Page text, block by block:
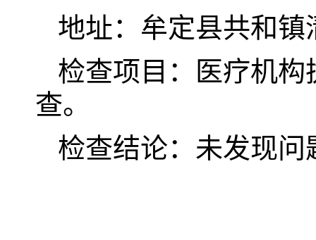
地址：牟定县共和镇
检查项目：医疗机
查。
检查结论：未发现问